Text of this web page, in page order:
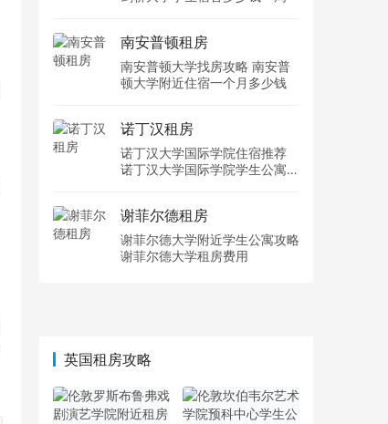
南安普顿租房
南安普顿大学找房攻略 南安普
顿大学附近住宿一个月多少钱
诺丁汉租房
诺丁汉大学国际学院住宿推荐
诺丁汉大学国际学院学生公寓多
谢菲尔德租房
谢菲尔德大学附近学生公寓攻略
谢菲尔德大学租房费用
英国租房攻略